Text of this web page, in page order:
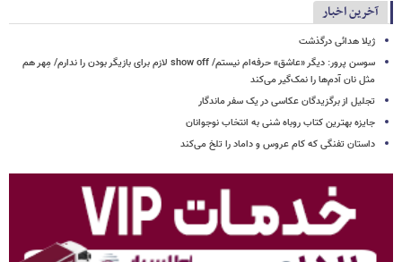
آخرین اخبار
ژیلا هدائی درگذشت
سوسن پرور: دیگر «عاشق» حرفه‌ام نیستم/ show off لازم برای بازیگر بودن را ندارم/ مِهر هم
مثل نان آدم‌ها را نمک‌گیر می‌کند
تجلیل از برگزیدگان عکاسی در یک سفر ماندگار
جایزه بهترین کتاب روباه شنی به انتخاب نوجوانان
داستان تفنگی که کام عروس و داماد را تلخ می‌کند